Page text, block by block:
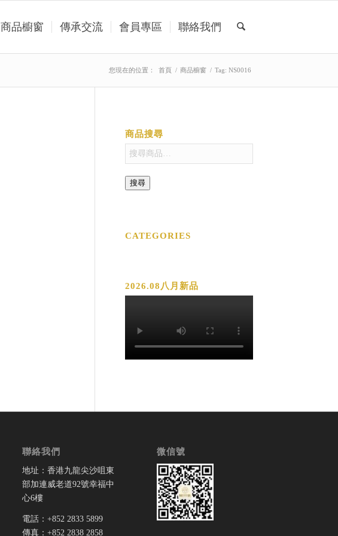
商品櫥窗 傳承交流 會員專區 聯絡我們
您現在的位置： 首頁 / 商品櫥窗 / Tag: NS0016
商品搜尋
搜尋
CATEGORIES
2026.08八月新品
聯絡我們
地址：香港九龍尖沙咀東
部加連威老道92號幸福中
心6樓
電話：+852 2833 5899
傳真：+852 2838 2858
微信號